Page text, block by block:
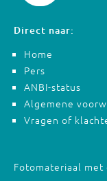
Direct naar:
Home
Pers
ANBI-status
Algemene
Vragen of
Fotomateriaal met